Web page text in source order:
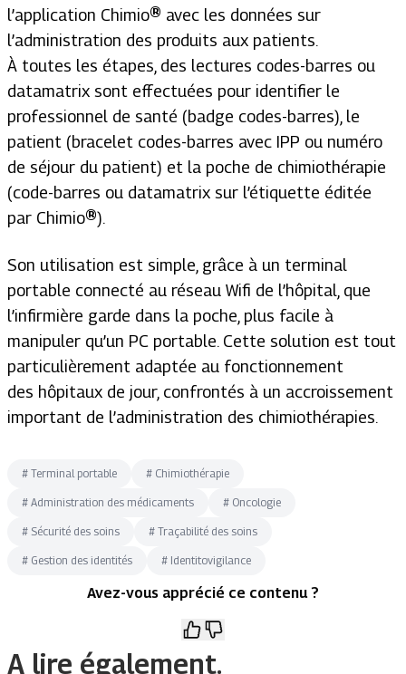
l’application Chimio® avec les données sur
l’administration des produits aux patients.
À toutes les étapes, des lectures codes-barres ou
datamatrix sont effectuées pour identifier le
professionnel de santé (badge codes-barres), le
patient (bracelet codes-barres avec IPP ou numéro
de séjour du patient) et la poche de chimiothérapie
(code-barres ou datamatrix sur l’étiquette éditée
par Chimio®).
Son utilisation est simple, grâce à un terminal
portable connecté au réseau Wifi de l’hôpital, que
l’infirmière garde dans la poche, plus facile à
manipuler qu’un PC portable. Cette solution est tout
particulièrement adaptée au fonctionnement
des hôpitaux de jour, confrontés à un accroissement
important de l’administration des chimiothérapies.
# Terminal portable # Chimiothérapie
# Administration des médicaments # Oncologie
# Sécurité des soins # Traçabilité des soins
# Gestion des identités # Identitovigilance
Avez-vous apprécié ce contenu ?
A lire également.